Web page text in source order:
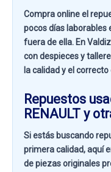
Compra online el
pocos días laborables
fuera de ella. En
con despieces y
la calidad y el
Repuestos
RENAULT y
Si estás buscando
primera calidad, aquí
de piezas originales